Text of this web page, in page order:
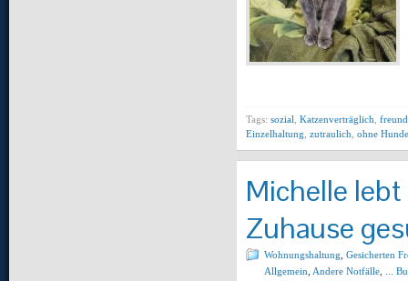
Tags: sozial Katzenverträglich
Einzelhaltung zutraulich ohne Hunde
Michelle
Zuhause
Wohnungshaltung Gesicherten
Allgemein Andere Notfälle ...